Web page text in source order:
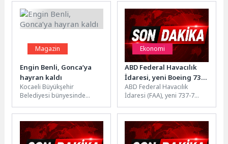
Magazin
Engin Benli, Gonca’ya
hayran kaldı
Kocaeli Büyükşehir
Belediyesi bünyesinde
imza atan Gonca Engelsiz
Yaşam Merkezi, “Sanatta
Ben...
Ekonomi
ABD Federal Havacılık
İdaresi, yeni Boeing 737-
7 uçağını
sertifikalandırdı
ABD Federal Havacılık
İdaresi (FAA), yeni 737-7
BA] değiştirilmiş tip
sertifikası...